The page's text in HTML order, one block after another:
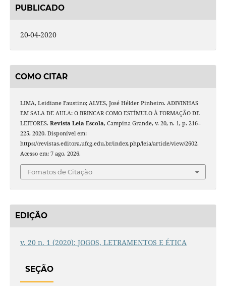
PUBLICADO
20-04-2020
COMO CITAR
LIMA, Leidiane Faustino; ALVES, José Hélder Pinheiro. ADIVINHAS
EM SALA DE AULA: O BRINCAR COMO ESTÍMULO À FORMAÇÃO DE
LEITORES. Revista Leia Escola, Campina Grande, v. 20, n. 1, p. 216–
225, 2020. Disponível em:
https://revistas.editora.ufcg.edu.br/index.php/leia/article/view/2602.
Acesso em: 7 ago. 2026.
Fomatos de Citação
EDIÇÃO
v. 20 n. 1 (2020): JOGOS, LETRAMENTOS E ÉTICA
SEÇÃO